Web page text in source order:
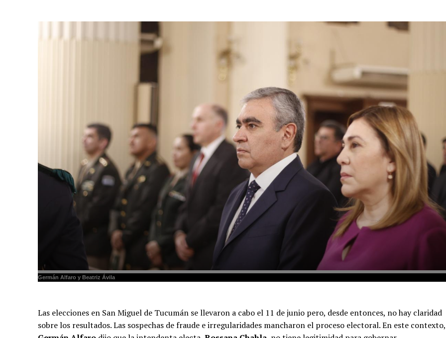
Germán Alfaro y Beatriz Ávila
Las elecciones en San Miguel de Tucumán se llevaron a cabo el 11 de junio pero, desde entonces, no hay claridad
sobre los resultados. Las sospechas de fraude e irregularidades mancharon el proceso electoral. En este contexto,